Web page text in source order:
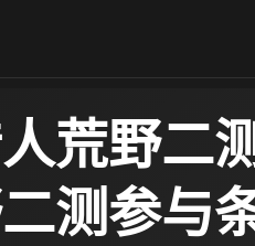
荒野二
测参与